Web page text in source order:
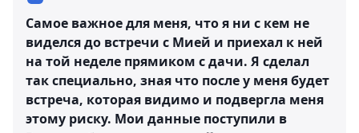
Самое важное для меня, что я ни с кем не
виделся до встречи с Мией и приехал к ней
на той неделе прямиком с дачи. Я сделал
так специально, зная что после у меня будет
встреча, которая видимо и подвергла меня
этому риску. Мои данные поступили в